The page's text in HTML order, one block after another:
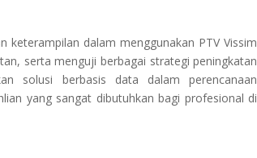
keterampilan dalam menggunakan PTV Vissim
serta menguji berbagai strategi peningkatan
solusi berbasis data dalam perencanaan
yang sangat dibutuhkan bagi profesional di